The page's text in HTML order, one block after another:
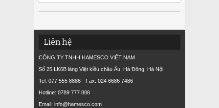
Liên hệ
CÔNG TY TNHH HAMESCO VIỆT NAM
Số 25 LK6B làng Việt kiều châu Âu, Hà Đông, Hà Nội
Tel: 077 555 8886 - Fax: 024 6686 7486
Hotline: 0789 777 888
Email: info@hamesco.com